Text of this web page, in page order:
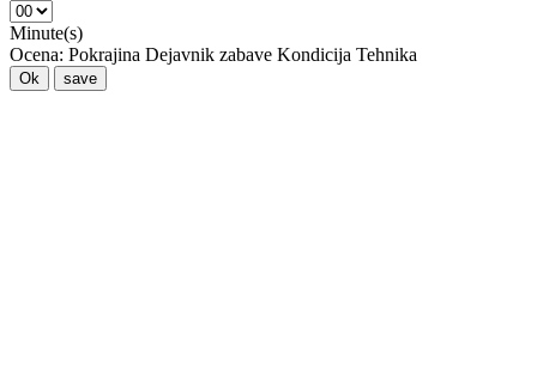
Minute(s)
Ocena: Pokrajina Dejavnik zabave Kondicija Tehnika
Ok save